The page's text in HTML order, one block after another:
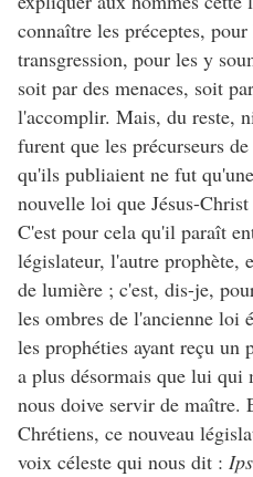
connaître les préceptes,
transgression, pour les y
soit par des menaces, soit
l'accomplir. Mais, du reste,
furent que les précurseurs
qu'ils publiaient ne fut
nouvelle loi que Jésus-
C'est pour cela qu'il paraît
législateur, l'autre prophète,
de lumière ; c'est, dis-je,
les ombres de l'ancienne loi
les prophéties ayant reçu
a plus désormais que lui
nous doive servir de maître.
Chrétiens, ce nouveau
voix céleste qui nous dit :